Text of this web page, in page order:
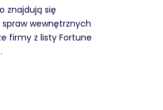
znajdują się
wewnętrznych
firmy z listy Fortune